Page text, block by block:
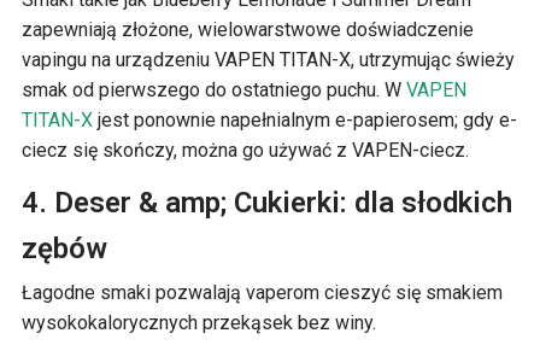
zapewniają złożone, wielowarstwowe doświadczenie
vapingu na urządzeniu VAPEN TITAN-X, utrzymując świeży
smak od pierwszego do ostatniego puchu. WVAPEN
TITAN-X jest ponownie napełnialnym e-papierosem; gdy e-
ciecz się skończy, można go używać z VAPEN-ciecz.
4. Deser & amp; Cukierki: dla słodkich
zębów
Łagodne smaki pozwalają vaperom cieszyć się smakiem
wysokokalorycznych przekąsek bez winy.